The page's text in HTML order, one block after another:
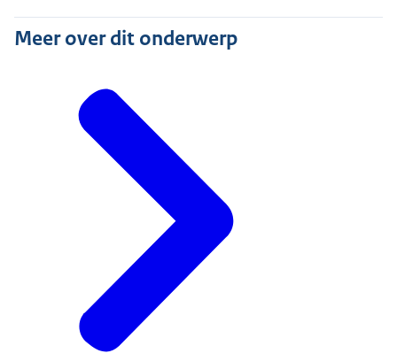
Meer over dit onderwerp